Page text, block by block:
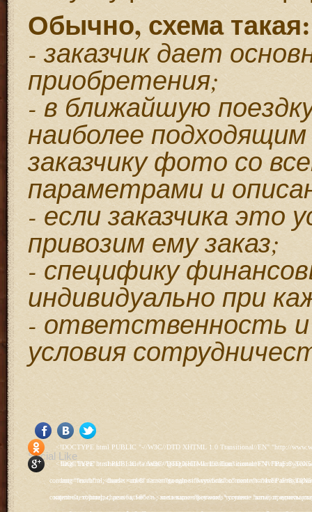
Обычно, схема такая:
- заказчик дает
приобретения;
- в ближайшую
наиболее
заказчику фото со
параметрами и
- если заказчика
привозим ему заказ;
- специфику
индивидуально при
- ответственность и
условия
<!DOCTYPE html PUBLIC "-//W3C//DTD XHTML 1.0 Transitional//EN" "http://www.w3.org/TR/xhtml1/DTD/xhtml1-transitional.dtd"> <html xmlns="http://www.w3.org/1999/xhtml" xml:lang="ru-ru" lang="ru-ru" > <head> <meta name="google-site-verification" content="4vFPaFr8_T0N5uYcY4vh3M1DtIkbIJH6yDV7_NDqfJc" /> <base href="http://antik.1kzn.ru/" /> <meta http-equiv="content-type" content="text/html; charset=utf-8" /> <meta name="keywords" content="каталог антиквариат, часы продажа, старинные часы, напольные часы, настенные часы, каминные часы, мебель, старинные люстры, картины, торшеры, резьба, мебель, коллекционирование, чугунное литьё, предметы старины, реставрация, интерьер, модерн, классицизм, кресло, диван, мозаика, гарнитур, дуб, зеркало, светильник, канделябр, шифоньер, шкаф, буфет, комод, сундук, букинист, жирандоль, бронза" /> <meta name="rights" content="Продажа антиквариата http://antik.1kzn.ru" /> <meta name="author" content="Super User" /> <meta name="description" content="Продажа антиквариата, каталог антиквариата." /> <meta name="generator" content="Joomla! - Open Source Content Management" /> <title>Каталог антиквариата - Продажа антиквариата </title> <link rel="stylesheet" href="/plugins/system/rokbox/assets/styles/rokbox.css" type="text/css" /> <link rel="stylesheet" href="/libraries/gantry/css/grid-12.css" type="text/css" /> <link rel="stylesheet" href="/libraries/gantry/css/gantry.css" type="text/css" /> <link rel="stylesheet" href="/libraries/gantry/css/joomla.css" type="text/css" /> <link rel="stylesheet" href="/templates/rt_juxta/css/joomla.css" type="text/css" /> <link rel="stylesheet" href="/templates/rt_juxta/css/style1.css" type="text/css" /> <link rel="stylesheet" href="/templates/rt_juxta/css/demo-styles.css" type="text/css" /> <link rel="stylesheet" href="/templates/rt_juxta/css/template.css" type="text/css" /> <link rel="stylesheet" href="/templates/rt_juxta/css/template-firefox.css" type="text/css" /> <link rel="stylesheet" href="/templates/rt_juxta/css/typography.css" type="text/css" /> <link rel="stylesheet" href="/templates/rt_juxta/css/backgrounds.css" type="text/css" /> <link rel="stylesheet" href="/templates/rt_juxta/css/fusionmenu.css" type="text/css" /> <link rel="stylesheet" href="/modules/mod_roknewspager/themes/light/roknewspager.css" type="text/css" /> <style type="text/css"> #rt-main-surround ul.menu li.active > a, #rt-main-surround ul.menu li.active > .separator, #rt-main-surround ul.menu li.active > .item, #rt-main-surround .square4 ul.menu li:hover > a, #rt-main-surround .square4 ul.menu li:hover > .item, #rt-main-surround .square4 ul.menu li:hover > .separator, .roktabs-links ul li.active span, .menutop li:hover > .item, .menutop li.f-menuparent-itemfocus .item, .menutop li.active > .item {color:#660000;} a, .button, #rt-main-surround ul.menu a:hover, #rt-main-surround ul.menu .separator:hover, #rt-main-surround ul.menu .item:hover, .title1 .module-title .title, #rt-main .item_add:link, #rt-main .item_add:visited, #rt-main .simpleCart_empty:link, #rt-main .simpleCart_empty:visited, #rt-main .simpleCart_checkout:link, #rt-main .simpleCart_checkout:visited {color:#660000;} body #rt-logo {width:400px;height:200px;} </style> <script src="/media/system/js/mootools-core.js" type="text/javascript"></script> <script src="/media/system/js/core.js" type="text/javascript"></script> <script src="/media/
<!DOCTYPE html PUBLIC "-//W3C//DTD XHTML 1.0 Transitional//EN" "http://www.w3.org/TR/xhtml1/DTD/xhtml1-transitional.dtd"> <html xmlns="http://www.w3.org/1999/xhtml" xml:lang="ru-ru" lang="ru-ru" > <head> <meta name="google-site-verification" content="4vFPaFr8_T0N5uYcY4vh3M1DtIkbIJH6yDV7_NDqfJc" /> <base href="http://antik.1kzn.ru/" /> <meta http-equiv="content-type" content="text/html; charset=utf-8" /> <meta name="keywords" content="каталог антиквариат, часы продажа, старинные часы, напольные часы, настенные часы, каминные часы, мебель, старинные люстры, картины, торшеры, резьба, мебель, коллекционирование, чугунное литьё, предметы старины, реставрация, интерьер, модерн, классицизм, кресло, диван, мозаика, гарнитур, дуб, зеркало, светильник, канделябр, шифоньер, шкаф, буфет, комод, сундук, букинист, жирандоль, бронза" /> <meta name="rights" content="Продажа антиквариата http://antik.1kzn.ru" /> <meta name="author" content="Super User" /> <meta name="description" content="Продажа антиквариата, каталог антиквариата." /> <meta name="generator" content="Joomla! - Open Source Content Management" /> <title>Каталог антиквариата - Продажа антиквариата </title> <link rel="stylesheet" href="/plugins/system/rokbox/assets/styles/rokbox.css" type="text/css" /> <link rel="stylesheet" href="/libraries/gantry/css/grid-12.css" type="text/css" /> <link rel="stylesheet" href="/libraries/gantry/css/gantry.css" type="text/css" /> <link rel="stylesheet" href="/libraries/gantry/css/joomla.css" type="text/css" /> <link rel="stylesheet" href="/templates/rt_juxta/css/joomla.css" type="text/css" /> <link rel="stylesheet" href="/templates/rt_juxta/css/style1.css" type="text/css" /> <link rel="stylesheet" href="/templates/rt_juxta/css/demo-styles.css" type="text/css" /> <link rel="stylesheet" href="/templates/rt_juxta/css/template.css" type="text/css" /> <link rel="stylesheet" href="/templates/rt_juxta/css/template-firefox.css" type="text/css" /> <link rel="stylesheet" href="/templates/rt_juxta/css/typography.css" type="text/css" /> <link rel="stylesheet" href="/templates/rt_juxta/css/backgrounds.css" type="text/css" /> <link rel="stylesheet" href="/templates/rt_juxta/css/fusionmenu.css" type="text/css" /> <link rel="stylesheet" href="/modules/mod_roknewspager/themes/light/roknewspager.css" type="text/css" /> <style type="text/css"> #rt-main-surround ul.menu li.active > a, #rt-main-surround ul.menu li.active > .separator, #rt-main-surround ul.menu li.active > .item, #rt-main-surround .square4 ul.menu li:hover > a, #rt-main-surround .square4 ul.menu li:hover > .item, #rt-main-surround .square4 ul.menu li:hover > .separator, .roktabs-links ul li.active span, .menutop li:hover > .item, .menutop li.f-menuparent-itemfocus .item, .menutop li.active > .item {color:#660000;} a, .button, #rt-main-surround ul.menu a:hover, #rt-main-surround ul.menu .separator:hover, #rt-main-surround ul.menu .item:hover, .title1 .module-title .title, #rt-main .item_add:link, #rt-main .item_add:visited, #rt-main .simpleCart_empty:link, #rt-main .simpleCart_empty:visited, #rt-main .simpleCart_checkout:link, #rt-main .simpleCart_checkout:visited {color:#660000;} body #rt-logo {width:400px;height:200px;} </style> <script src="/media/system/js/mootools-core.js" type="text/javascript"></script> <script src="/media/system/js/core.js" type="text/javascript"></script> <script src="/media/
Social Like